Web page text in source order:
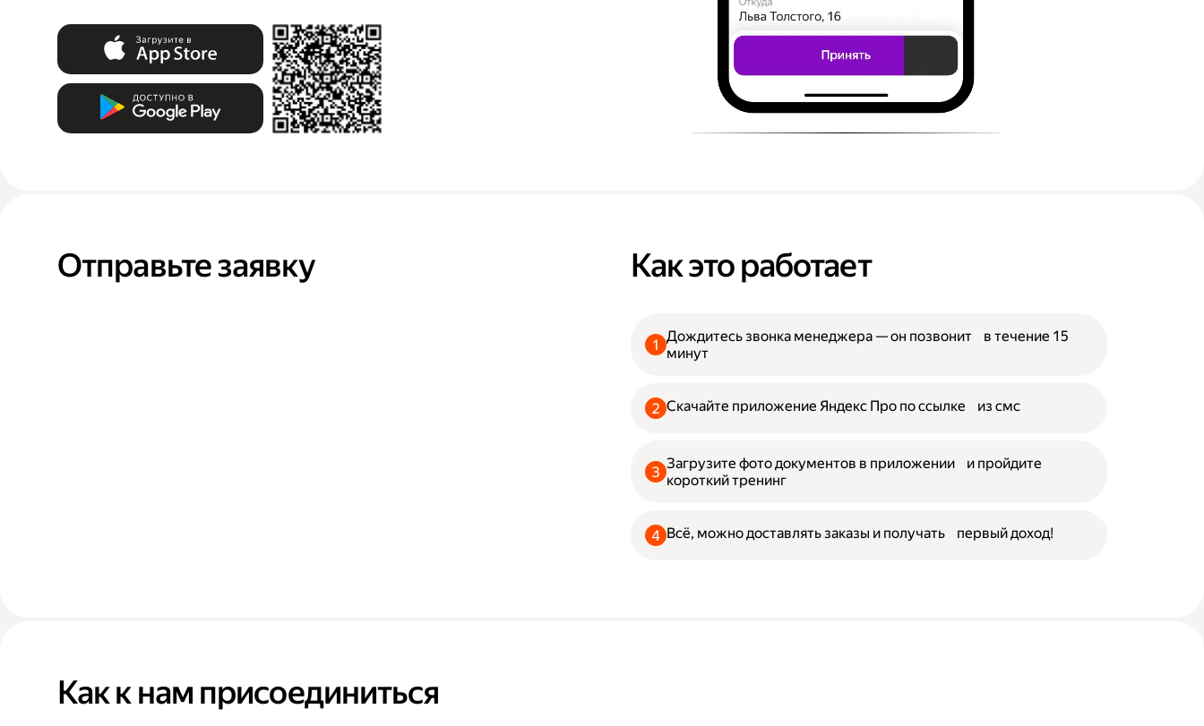
Отправьте заявку Как это работает
Дождитесь звонка менеджера — он позвонит в течение 15
минут
Скачайте приложение Яндекс Про по ссылке из смс
Загрузите фото документов в приложении и пройдите
короткий тренинг
Всё, можно доставлять заказы и получать первый доход!
Как к нам присоединиться